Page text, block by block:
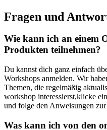
Fragen und
Wie kann​ ich an einem
Produkten teilnehmen?
Du kannst⁢ dich ganz einfach
Workshops anmelden. Wir
Themen,‌ die regelmäßig
workshop interessierst,klicke​
und folge den Anweisungen‌
Was kann ich von‍ den